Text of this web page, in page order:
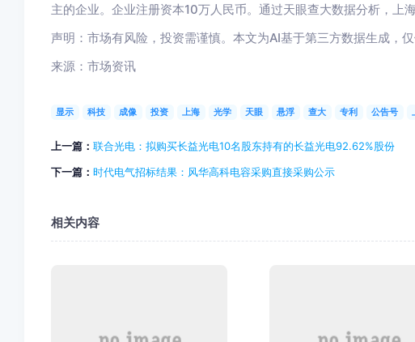
主的企业。企业注册资本10万人民币。通过天眼查大数据分析，上
声明：市场有风险，投资需谨慎。本文为AI基于第三方数据生成，
来源：市场资讯
显示 科技 成像 投资 上海 光学 天眼 悬浮 查大 专利 公告号
上一篇： 联合光电：拟购买长益光电10名股东持有的长益光电92.62%股份
下一篇： 时代电气招标结果：风华高科电容采购直接采购公示
相关内容